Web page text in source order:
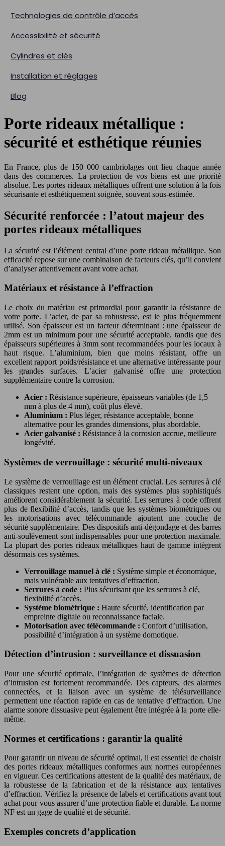
Technologies de contrôle d’accès
Accessibilité et sécurité
Cylindres et clés
Installation et réglages
Blog
Porte rideaux métallique :
sécurité et esthétique réunies
En France, plus de 150 000 cambriolages ont lieu chaque année
dans des commerces. La protection de vos biens est une priorité
absolue. Les portes rideaux métalliques offrent une solution à la fois
sécurisante et esthétiquement soignée, souvent sous-estimée.
Sécurité renforcée : l’atout majeur des
portes rideaux métalliques
La sécurité est l’élément central d’une porte rideau métallique. Son
efficacité repose sur une combinaison de facteurs clés, qu’il convient
d’analyser attentivement avant votre achat.
Matériaux et résistance à l’effraction
Le choix du matériau est primordial pour garantir la résistance de
votre porte. L’acier, de par sa robustesse, est le plus fréquemment
utilisé. Son épaisseur est un facteur déterminant : une épaisseur de
2mm est un minimum pour une sécurité acceptable, tandis que des
épaisseurs supérieures à 3mm sont recommandées pour les locaux à
haut risque. L’aluminium, bien que moins résistant, offre un
excellent rapport poids/résistance et une alternative intéressante pour
les grandes surfaces. L’acier galvanisé offre une protection
supplémentaire contre la corrosion.
Acier : Résistance supérieure, épaisseurs variables (de 1,5
mm à plus de 4 mm), coût plus élevé.
Aluminium : Plus léger, résistance acceptable, bonne
alternative pour les grandes dimensions, plus abordable.
Acier galvanisé : Résistance à la corrosion accrue, meilleure
longévité.
Systèmes de verrouillage : sécurité multi-niveaux
Le système de verrouillage est un élément crucial. Les serrures à clé
classiques restent une option, mais des systèmes plus sophistiqués
améliorent considérablement la sécurité. Les serrures à code offrent
plus de flexibilité d’accès, tandis que les systèmes biométriques ou
les motorisations avec télécommande ajoutent une couche de
sécurité supplémentaire. Des dispositifs anti-dégondage et des barres
anti-soulèvement sont indispensables pour une protection maximale.
La plupart des portes rideaux métalliques haut de gamme intègrent
désormais ces systèmes.
Verrouillage manuel à clé : Système simple et économique,
mais vulnérable aux tentatives d’effraction.
Serrures à code : Plus sécurisant que les serrures à clé,
flexibilité d’accès.
Système biométrique : Haute sécurité, identification par
empreinte digitale ou reconnaissance faciale.
Motorisation avec télécommande : Confort d’utilisation,
possibilité d’intégration à un système domotique.
Détection d’intrusion : surveillance et dissuasion
Pour une sécurité optimale, l’intégration de systèmes de détection
d’intrusion est fortement recommandée. Des capteurs, des alarmes
connectées, et la liaison avec un système de télésurveillance
permettent une réaction rapide en cas de tentative d’effraction. Une
alarme sonore dissuasive peut également être intégrée à la porte elle-
même.
Normes et certifications : garantir la qualité
Pour garantir un niveau de sécurité optimal, il est essentiel de choisir
des portes rideaux métalliques conformes aux normes européennes
en vigueur. Ces certifications attestent de la qualité des matériaux, de
la robustesse de la fabrication et de la résistance aux tentatives
d’effraction. Vérifiez la présence de labels et certifications avant tout
achat pour vous assurer d’une protection fiable et durable. La norme
NF est un gage de qualité et de sécurité.
Exemples concrets d’application